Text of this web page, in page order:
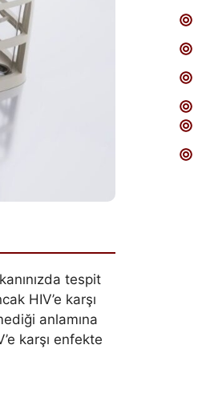
tespit
HIV’e karşı
anlamına
karşı enfekte